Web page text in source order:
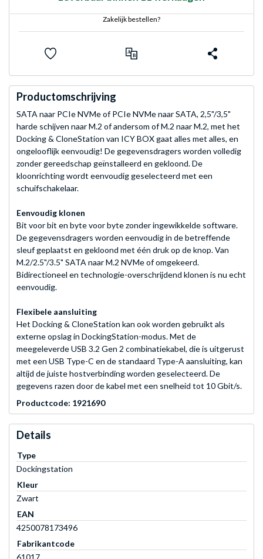
Zakelijk bestellen?
Productomschrijving
SATA naar PCIe NVMe of PCIe NVMe naar SATA, 2,5"/3,5"
harde schijven naar M.2 of andersom of M.2 naar M.2, met het
Docking & CloneStation van ICY BOX gaat alles met alles, en
ongelooflijk eenvoudig! De gegevensdragers worden volledig
zonder gereedschap geïnstalleerd en gekloond. De
kloonrichting wordt eenvoudig geselecteerd met een
schuifschakelaar.
Eenvoudig klonen
Bit voor bit en byte voor byte zonder ingewikkelde software.
De gegevensdragers worden eenvoudig in de betreffende
sleuf geplaatst en gekloond met één druk op de knop. Van
M.2/2.5"/3.5" SATA naar M.2 NVMe of omgekeerd.
Bidirectioneel en technologie-overschrijdend klonen is nu echt
eenvoudig.
Flexibele aansluiting
Het Docking & CloneStation kan ook worden gebruikt als
externe opslag in DockingStation-modus. Met de
meegeleverde USB 3.2 Gen 2 combinatiekabel, die is uitgerust
met een USB Type-C en de standaard Type-A aansluiting, kan
altijd de juiste hostverbinding worden geselecteerd. De
gegevens razen door de kabel met een snelheid tot 10 Gbit/s.
Productcode: 1921690
Details
Type
Dockingstation
Kleur
Zwart
EAN
4250078173496
Fabrikantcode
61017